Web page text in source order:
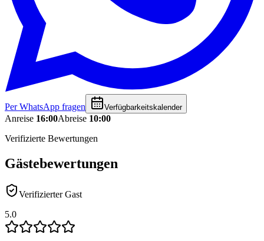
Per WhatsApp fragen Verfügbarkeitskalender
Anreise 16:00Abreise 10:00
Verifizierte Bewertungen
Gästebewertungen
Verifizierter Gast
5.0